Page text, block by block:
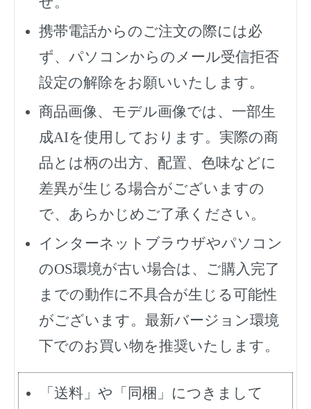
携帯電話からのご注文の際には必
ず、 パソコンからのメール受信拒否
設定の解除をお願いいたします。
商品画像、モデル画像では、一部生
成AIを使用しております。実際の商
品とは柄の出方、配置、色味などに
差異が生じる場合がございますの
で、あらかじめご了承ください。
インターネットブラウザやパソコン
のOS環境が古い場合は、ご購入完了
までの動作に不具合が生じる可能性
がございます。最新バージョン環境
下でのお買い物を推奨いたします。
「送料」や「同梱」につきまして